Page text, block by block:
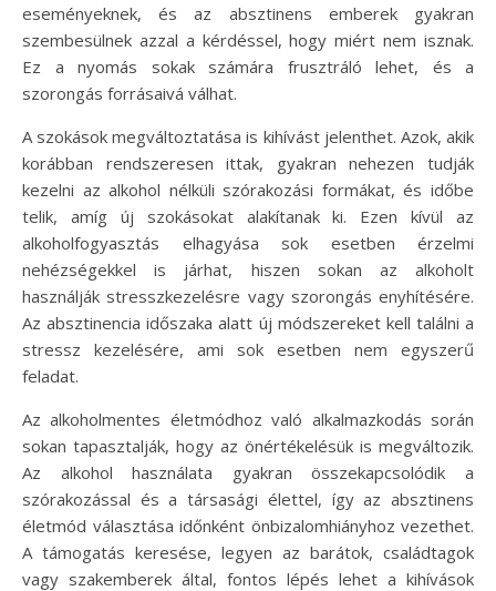
eseményeknek, és az absztinens emberek gyakran
szembesülnek azzal a kérdéssel, hogy miért nem isznak.
Ez a nyomás sokak számára frusztráló lehet, és a
szorongás forrásaivá válhat.
A szokások megváltoztatása is kihívást jelenthet. Azok, akik
korábban rendszeresen ittak, gyakran nehezen tudják
kezelni az alkohol nélküli szórakozási formákat, és időbe
telik, amíg új szokásokat alakítanak ki. Ezen kívül az
alkoholfogyasztás elhagyása sok esetben érzelmi
nehézségekkel is járhat, hiszen sokan az alkoholt
használják stresszkezelésre vagy szorongás enyhítésére.
Az absztinencia időszaka alatt új módszereket kell találni a
stressz kezelésére, ami sok esetben nem egyszerű
feladat.
Az alkoholmentes életmódhoz való alkalmazkodás során
sokan tapasztalják, hogy az önértékelésük is megváltozik.
Az alkohol használata gyakran összekapcsolódik a
szórakozással és a társasági élettel, így az absztinens
életmód választása időnként önbizalomhiányhoz vezethet.
A támogatás keresése, legyen az barátok, családtagok
vagy szakemberek által, fontos lépés lehet a kihívások